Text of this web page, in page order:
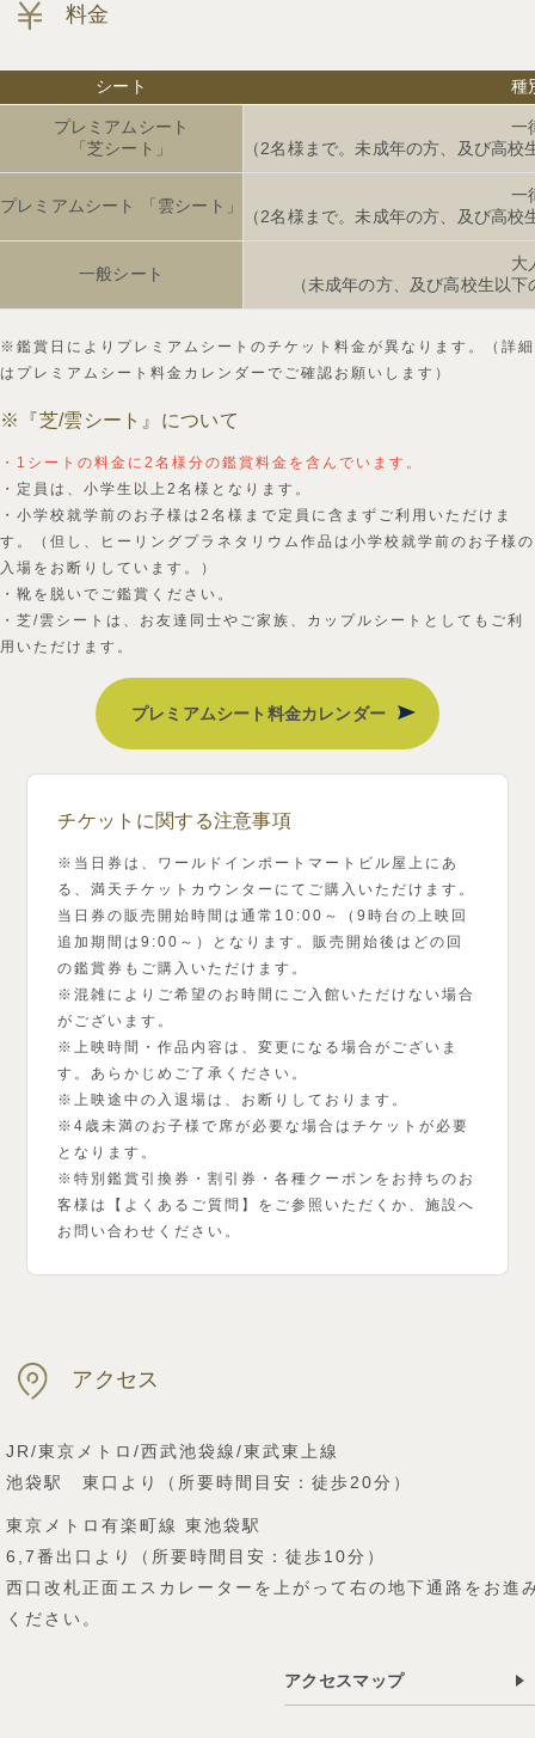
料金
シート 種
プレミアムシート
「芝シート」
一
（2名様まで。未成年の方、及び高
プレミアムシート 「雲シート」
一
（2名様まで。未成年の方、及び高
一般シート
大
（未成年の方、及び高校生以
※鑑賞日によりプレミアムシートのチケット料金が異なります。（詳細
はプレミアムシート料金カレンダーでご確認お願いします）
※『芝/雲シート』について
・1シートの料金に2名様分の鑑賞料金を含んでいます。
・定員は、小学生以上2名様となります。
・小学校就学前のお子様は2名様まで定員に含まずご利用いただけま
す。（但し、ヒーリングプラネタリウム作品は小学校就学前のお子様の
入場をお断りしています。）
・靴を脱いでご鑑賞ください。
・芝/雲シートは、お友達同士やご家族、カップルシートとしてもご利
用いただけます。
プレミアムシート料金カレンダー
チケットに関する注意事項
※当日券は、ワールドインポートマートビル屋上にあ
る、満天チケットカウンターにてご購入いただけます。
当日券の販売開始時間は通常10:00～（9時台の上映回
追加期間は9:00～）となります。販売開始後はどの回
の鑑賞券もご購入いただけます。
※混雑によりご希望のお時間にご入館いただけない場合
がございます。
※上映時間・作品内容は、変更になる場合がございま
す。あらかじめご了承ください。
※上映途中の入退場は、お断りしております。
※4歳未満のお子様で席が必要な場合はチケットが必要
となります。
※特別鑑賞引換券・割引券・各種クーポンをお持ちのお
客様は【よくあるご質問】をご参照いただくか、施設へ
お問い合わせください。
アクセス
JR/東京メトロ/西武池袋線/東武東上線
池袋駅 東口より（所要時間目安：徒歩20分）
東京メトロ有楽町線 東池袋駅
6,7番出口より（所要時間目安：徒歩10分）
西口改札正面エスカレーターを上がって右の地下通路をお進
ください。
アクセスマップ